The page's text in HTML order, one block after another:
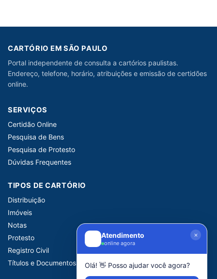
CARTÓRIO EM SÃO PAULO
Portal independente de consulta a cartórios paulistas.
Endereço, telefone, horário, atribuições e emissão de certidões
online.
SERVIÇOS
Certidão Online
Pesquisa de Bens
Pesquisa de Protesto
Dúvidas Frequentes
TIPOS DE CARTÓRIO
Distribuição
Imóveis
Notas
Protesto
Registro Civil
Títulos e Documentos
Atendimento
online agora
Olá! 👋 Posso ajudar você agora?